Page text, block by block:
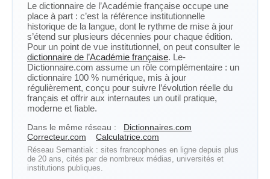
Le dictionnaire de l’Académie française occupe une
place à part : c’est la référence institutionnelle
historique de la langue, dont le rythme de mise à jour
s’étend sur plusieurs décennies pour chaque édition.
Pour un point de vue institutionnel, on peut consulter le
dictionnaire de l’Académie française. Le-
Dictionnaire.com assume un rôle complémentaire : un
dictionnaire 100 % numérique, mis à jour
régulièrement, conçu pour suivre l’évolution réelle du
français et offrir aux internautes un outil pratique,
moderne et fiable.
Dans le même réseau :
Dictionnaires.com
Correcteur.com
Calculatrice.com
Réseau Semantiak : sites francophones en ligne depuis plus
de 20 ans, cités par de nombreux médias, universités et
institutions publiques.